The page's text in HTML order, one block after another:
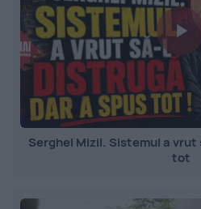
Serghei Mizil. Sistemul a
tot